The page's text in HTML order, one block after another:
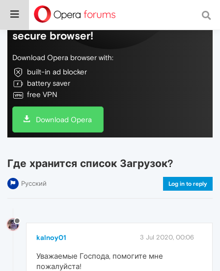
Do more on the web, with a fast and
secure browser!
Download Opera browser with:
built-in ad blocker
battery saver
free VPN
Download Opera
Где хранится список Загрузок?
Русский Log in to reply
kalnoy01 3 Jul 2020, 00:06
Уважаемые Господа, помогите мне
пожалуйста!